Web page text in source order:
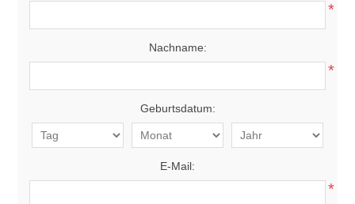
*
Nachname:
*
Geburtsdatum:
E-Mail:
*